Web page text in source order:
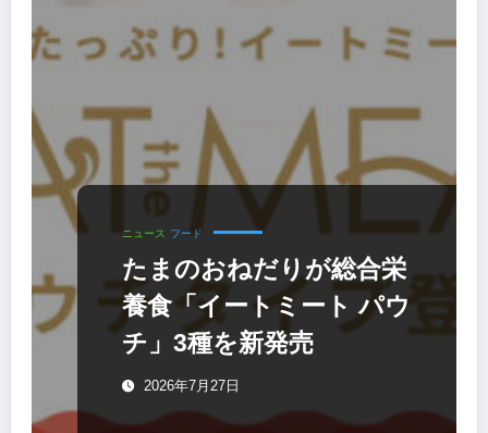
ニュース フード
たまのおねだりが総合栄
養食「イートミート パウ
チ」3種を新発売
2026年7月27日